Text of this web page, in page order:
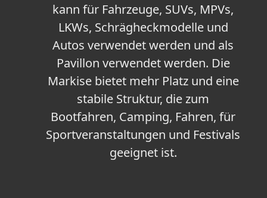
kann für Fahrzeuge, SUVs, MPVs,
LKWs, Schrägheckmodelle und
Autos verwendet werden und als
Pavillon verwendet werden. Die
Markise bietet mehr Platz und eine
stabile Struktur, die zum
Bootfahren, Camping, Fahren, für
Sportveranstaltungen und Festivals
geeignet ist.